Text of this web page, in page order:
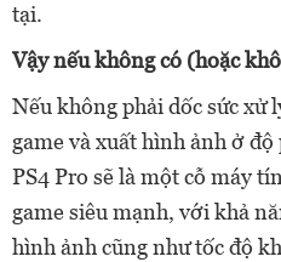
tại.
Vậy nếu không có (hoặc
Nếu không phải dốc sức xử
game và xuất hình ảnh ở
PS4 Pro sẽ là một cỗ máy
game siêu mạnh, với khả
hình ảnh cũng như tốc độ